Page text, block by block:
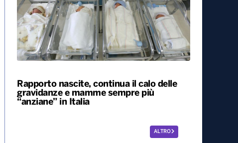
Rapporto nascite, continua il calo delle
gravidanze e mamme sempre più
“anziane” in Italia
ALTRO